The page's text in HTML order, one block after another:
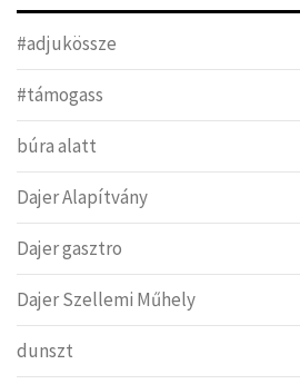
#adjukössze
#támogass
búra alatt
Dajer Alapítvány
Dajer gasztro
Dajer Szellemi Műhely
dunszt